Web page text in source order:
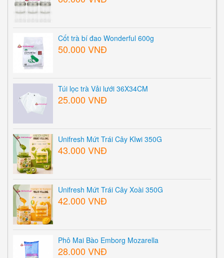
Cốt trà bí đao Wonderful 600g
50.000 VNĐ
Túi lọc trà Vải lưới 36X34CM
25.000 VNĐ
Unifresh Mứt Trái Cây KIwi 350G
43.000 VNĐ
Unifresh Mứt Trái Cây Xoài 350G
42.000 VNĐ
Phô Mai Bào Emborg Mozarella
28.000 VNĐ